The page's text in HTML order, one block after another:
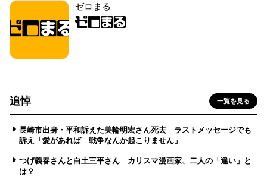
ゼロまる
追悼 一覧を見る
長崎市出身・平和訴えた美輪明宏さん死去 ラストメッセージでも
訴え「愛があれば 戦争なんか起こりません」
つげ義春さんと白土三平さん カリスマ漫画家、二人の「違い」と
は？